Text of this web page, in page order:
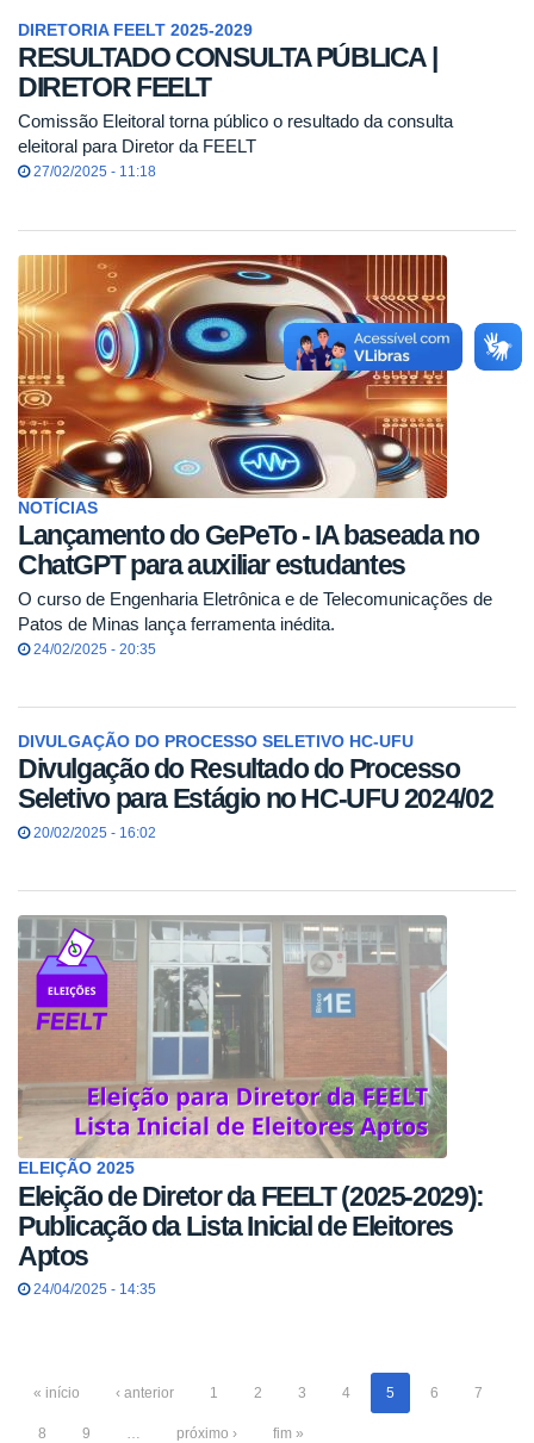
DIRETORIA FEELT 2025-2029
RESULTADO CONSULTA PÚBLICA |
DIRETOR FEELT
Comissão Eleitoral torna público o resultado da consulta
eleitoral para Diretor da FEELT
27/02/2025 - 11:18
NOTÍCIAS
Lançamento do GePeTo - IA baseada no
ChatGPT para auxiliar estudantes
O curso de Engenharia Eletrônica e de Telecomunicações de
Patos de Minas lança ferramenta inédita.
24/02/2025 - 20:35
DIVULGAÇÃO DO PROCESSO SELETIVO HC-UFU
Divulgação do Resultado do Processo
Seletivo para Estágio no HC-UFU 2024/02
20/02/2025 - 16:02
ELEIÇÃO 2025
Eleição de Diretor da FEELT (2025-2029):
Publicação da Lista Inicial de Eleitores
Aptos
24/04/2025 - 14:35
« início ‹ anterior 1 2 3 4 5 6 7
8 9 … próximo › fim »